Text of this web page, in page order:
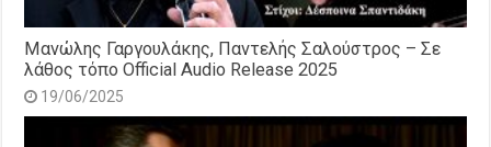
Μανώλης Γαργουλάκης, Παντελής Σαλούστρος – Σε
λάθος τόπο Official Audio Release 2025
19/06/2025